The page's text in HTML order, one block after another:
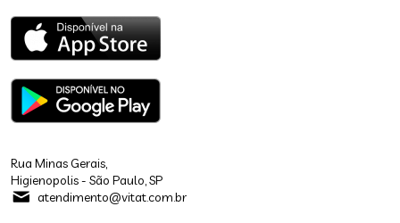
Rua Minas Gerais,
Higienopolis - São Paulo, SP
atendimento@vitat.com.br